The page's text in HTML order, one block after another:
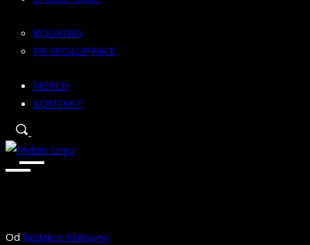
BOOKING
PR SPOLUPRÁCE
MERCH
KONTAKT
Od Redakce Klubovny